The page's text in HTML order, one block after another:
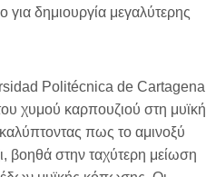
για δημιουργία μεγαλύτερης
Politécnica de Cartagena
χυμού καρπουζιού στη μυϊκή
πως το αμινοξύ
βοηθά στην ταχύτερη μείωση